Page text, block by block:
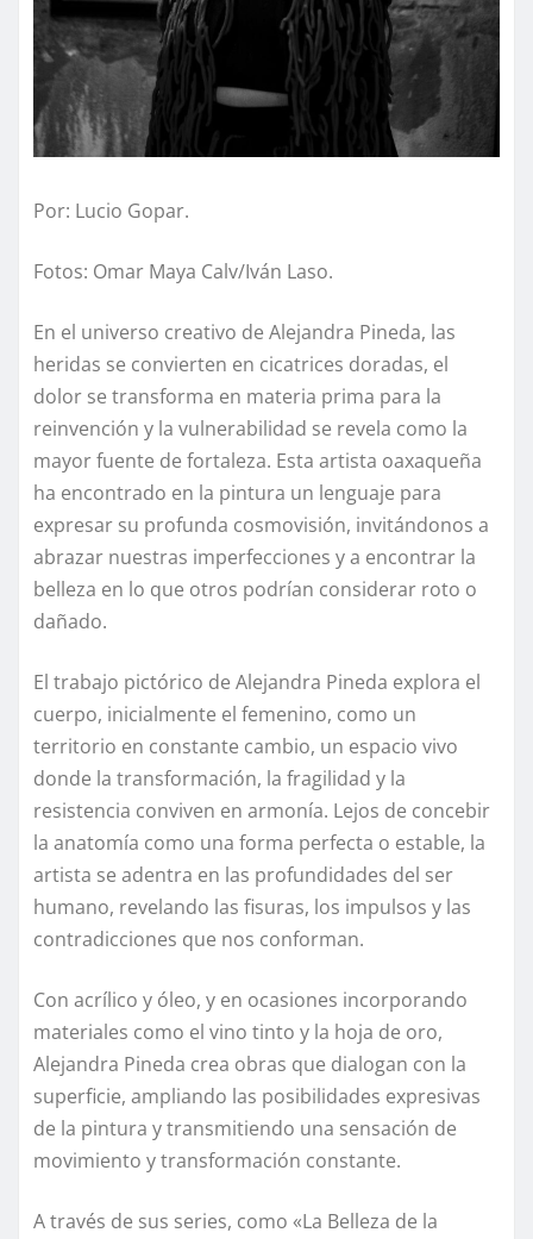
Por: Lucio Gopar.
Fotos: Omar Maya Calv/Iván Laso.
En el universo creativo de Alejandra Pineda, las
heridas se convierten en cicatrices doradas, el
dolor se transforma en materia prima para la
reinvención y la vulnerabilidad se revela como la
mayor fuente de fortaleza. Esta artista oaxaqueña
ha encontrado en la pintura un lenguaje para
expresar su profunda cosmovisión, invitándonos a
abrazar nuestras imperfecciones y a encontrar la
belleza en lo que otros podrían considerar roto o
dañado.
El trabajo pictórico de Alejandra Pineda explora el
cuerpo, inicialmente el femenino, como un
territorio en constante cambio, un espacio vivo
donde la transformación, la fragilidad y la
resistencia conviven en armonía. Lejos de concebir
la anatomía como una forma perfecta o estable, la
artista se adentra en las profundidades del ser
humano, revelando las fisuras, los impulsos y las
contradicciones que nos conforman.
Con acrílico y óleo, y en ocasiones incorporando
materiales como el vino tinto y la hoja de oro,
Alejandra Pineda crea obras que dialogan con la
superficie, ampliando las posibilidades expresivas
de la pintura y transmitiendo una sensación de
movimiento y transformación constante.
A través de sus series, como «La Belleza de la